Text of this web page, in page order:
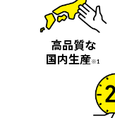
高品質な
国内生産※1